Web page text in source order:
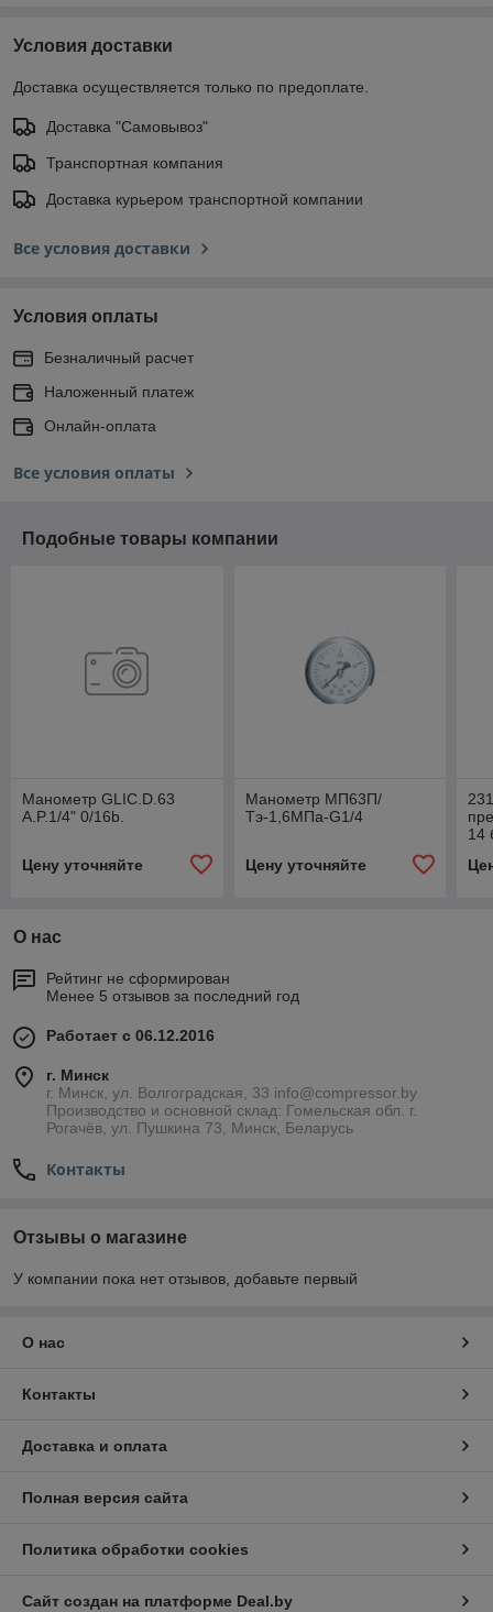
Условия доставки
Доставка осуществляется только по предоплате.
Доставка "Самовывоз"
Транспортная компания
Доставка курьером транспортной компании
Все условия доставки
Условия оплаты
Безналичный расчет
Наложенный платеж
Онлайн-оплата
Все условия оплаты
Подобные товары компании
Манометр GLIС.D.63
A.P.1/4" 0/16b.
Цену уточняйте
Манометр МП63П/
Тэ-1,6МПа-G1/4
Цену уточняйте
14
О нас
Рейтинг не сформирован
Менее 5 отзывов за последний год
Работает с 06.12.2016
г. Минск
г. Минск, ул. Волгоградская, 33 info@compressor.by
Производство и основной склад: Гомельская обл. г.
Рогачёв, ул. Пушкина 73, Минск, Беларусь
Контакты
Отзывы о магазине
У компании пока нет отзывов, добавьте первый
О нас
Контакты
Доставка и оплата
Полная версия сайта
Политика обработки cookies
Сайт создан на платформе Deal.by